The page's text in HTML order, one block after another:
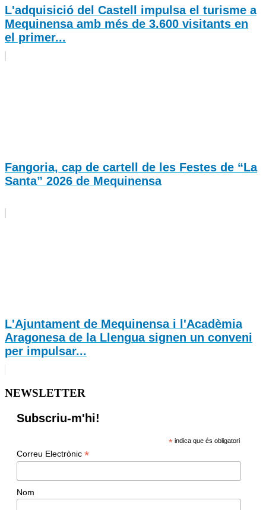
L'adquisició del Castell impulsa el turisme a
Mequinensa amb més de 3.600 visitants en
el primer...
Fangoria, cap de cartell de les Festes de “La
Santa” 2026 de Mequinensa
L'Ajuntament de Mequinensa i l'Acadèmia
Aragonesa de la Llengua signen un conveni
per impulsar...
NEWSLETTER
Subscriu-m'hi!
* indica que és obligatori
Correu Electrònic *
Nom